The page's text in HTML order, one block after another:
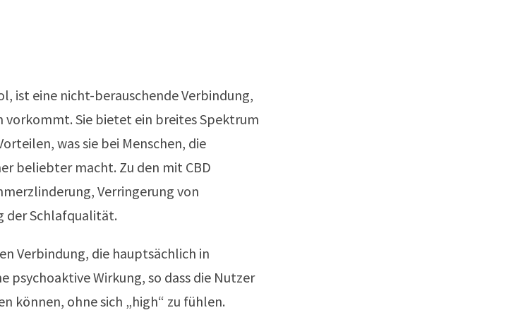
ist eine nicht-berauschende Verbindung,
vorkommt. Sie bietet ein breites Spektrum
was sie bei Menschen, die
beliebter macht. Zu den mit CBD
Verringerung von
der Schlafqualität.
Verbindung, die hauptsächlich in
psychoaktive Wirkung, so dass die Nutzer
können, ohne sich „high“ zu fühlen.